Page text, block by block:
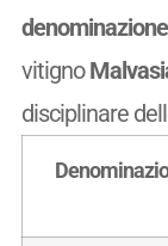
vitigno
disciplinare